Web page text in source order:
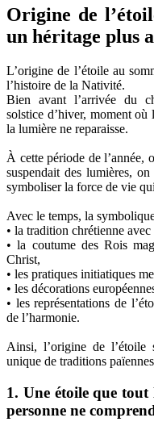
Origine de
un héritage plus
L’origine de l’étoile au
l’histoire de la Nativité.
Bien avant l’arrivée du
solstice d’hiver, moment où
la lumière ne reparaisse.
À cette période de l’année,
suspendait des lumières,
symboliser la force de vie
Avec le temps, la
• la tradition chrétienne
• la coutume des Rois
Christ,
• les pratiques initiatiques
• les décorations
• les représentations de
de l’harmonie.
Ainsi, l’origine de
unique de traditions
1. Une étoile que
personne ne